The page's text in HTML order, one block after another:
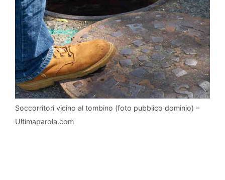
Soccorritori vicino al tombino (foto pubblico dominio) –
Ultimaparola.com